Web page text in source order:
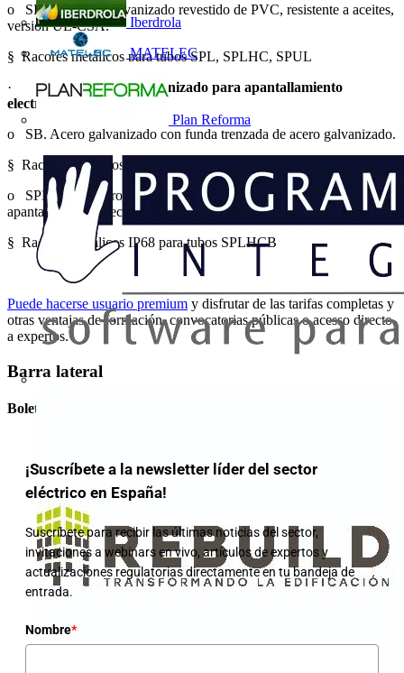
Iberdrola
MATELEC
Plan Reforma
o SPUL. Acero galvanizado revestido de PVC, resistente a aceites,
versión UL-CSA.
§ Racores metálicos para tubos SPL, SPLHC, SPUL
·Tubo de acero galvanizado para apantallamiento
electromagnético
o SB. Acero galvanizado con funda trenzada de acero galvanizado.
§ Racores metálicos para tubos SB.
o SPLHCB. Acero galvanizado revestido de goma termoplástica,
apantallamiento electromagnético.
§ Racores metálicos IP68 para tubos SPLHCB
Puede hacerse usuario premium y disfrutar de las tarifas completas y
otras ventajas de formación, convocatorias públicas o acesso directo
a expertos.
Barra lateral
Boletín informativo
¡Suscríbete a la newsletter líder del sector
eléctrico en España!
Suscríbete para recibir las últimas noticias del sector,
invitaciones a webinars en vivo, artículos de expertos y
actualizaciones regulatorias directamente en tu bandeja de
entrada.
Nombre*